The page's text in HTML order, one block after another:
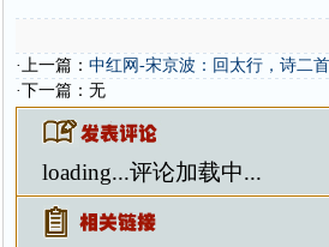
·上一篇： 中红网-宋京波：回太行，诗二首
·下一篇：无
loading...评论加载中...